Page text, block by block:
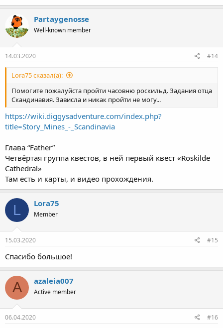
Partaygenosse
Well-known member
14.03.2020 #14
Lora75 сказал(а):
Помогите пожалуйста пройти часовню роскильд. Задания отца
Скандинавия. Зависла и никак пройти не могу...
https://wiki.diggysadventure.com/index.php?
title=Story_Mines_-_Scandinavia
Глава “Father”
Четвёртая группа квестов, в ней первый квест «Roskilde
Cathedral»
Там есть и карты, и видео прохождения.
L Lora75
Member
15.03.2020 #15
Спасибо большое!
A azaleia007
Active member
06.04.2020 #16